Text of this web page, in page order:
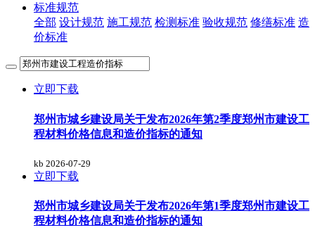
标准规范
全部 设计规范 施工规范 检测标准 验收规范 修缮标准 造
价标准
立即下载
​郑州市城乡建设局关于发布2026年第2季度郑州市建设工
程材料价格信息和造价指标的通知
kb 2026-07-29
立即下载
郑州市城乡建设局关于发布2026年第1季度郑州市建设工
程材料价格信息和造价指标的通知